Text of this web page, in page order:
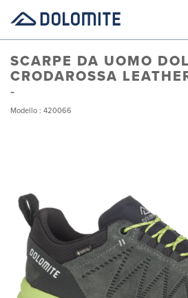
SCARPE DA UOMO
CRODAROSSA
Modello : 420066